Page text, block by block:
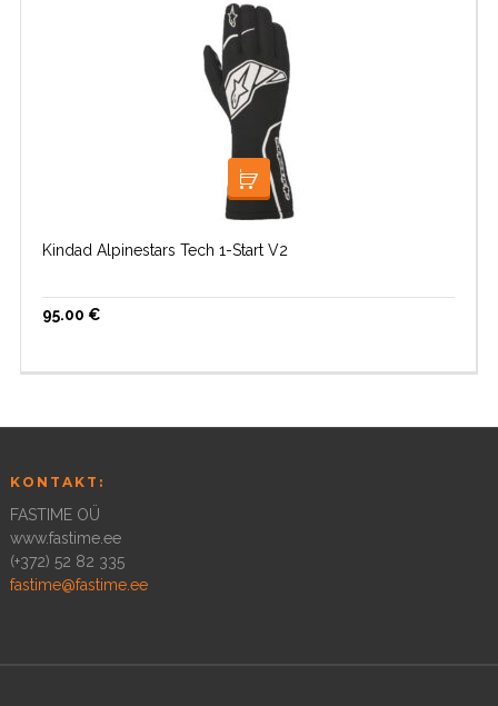
VALI
Kindad Alpinestars Tech 1-Start V2
95.00 €
KONTAKT:
FASTIME OÜ
www.fastime.ee
(+372) 52 82 335
fastime@fastime.ee